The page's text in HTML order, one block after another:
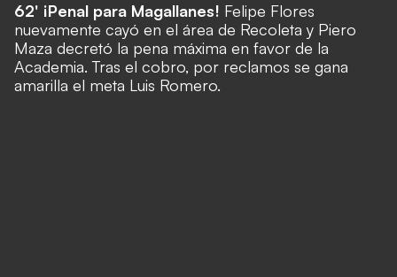
62' ¡Penal para Magallanes! Felipe Flores
nuevamente cayó en el área de Recoleta y Piero
Maza decretó la pena máxima en favor de la
Academia.Tras el cobro, por reclamos se gana
amarilla el meta Luis Romero.